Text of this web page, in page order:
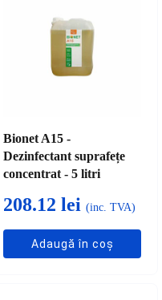
Bionet A15 -
Dezinfectant suprafețe
concentrat - 5 litri
208.12 lei (inc. TVA)
Adaugă în coș